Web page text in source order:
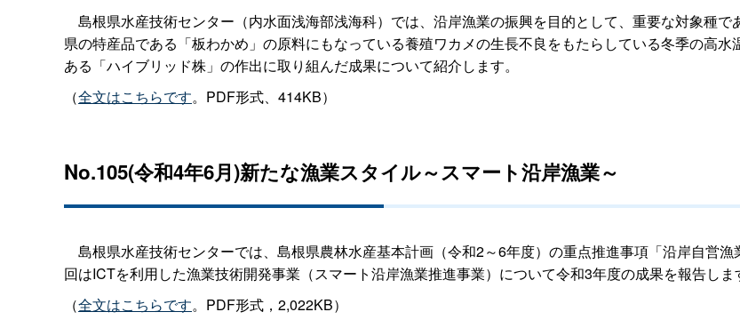
島根県水産技術センター（内水面浅海部浅海科）では、沿岸漁業の振興を目的として、重要な対象種
県の特産品である「板わかめ」の原料にもなっている養殖ワカメの生長不良をもたらしている冬季の高
ある「ハイブリッド株」の作出に取り組んだ成果について紹介します。
（全文はこちらです。PDF形式、414KB）
No.105(令和4年6月)新たな漁業スタイル～スマート沿岸漁業～
島根県水産技術センターでは、島根県農林水産基本計画（令和2～6年度）の重点推進事項「沿岸自営
回はICTを利用した漁業技術開発事業（スマート沿岸漁業推進事業）について令和3年度の成果を報告しま
（全文はこちらです。PDF形式，2,022KB）